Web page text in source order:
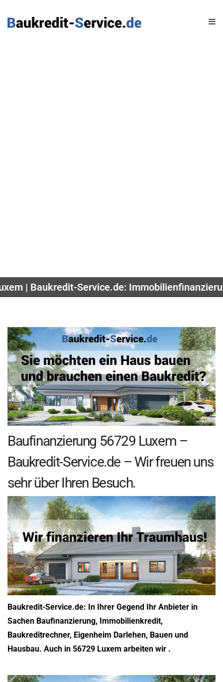
| Baukredit-Service.de:
Baufinanzierung 56729 Luxem –
Baukredit-Service.de – Wir freuen uns
sehr über Ihren Besuch.
Baukredit-Service.de: In Ihrer Gegend Ihr Anbieter in
Sachen Baufinanzierung, Immobilienkredit,
Baukreditrechner, Eigenheim Darlehen, Bauen und
Hausbau. Auch in 56729 Luxem arbeiten wir .